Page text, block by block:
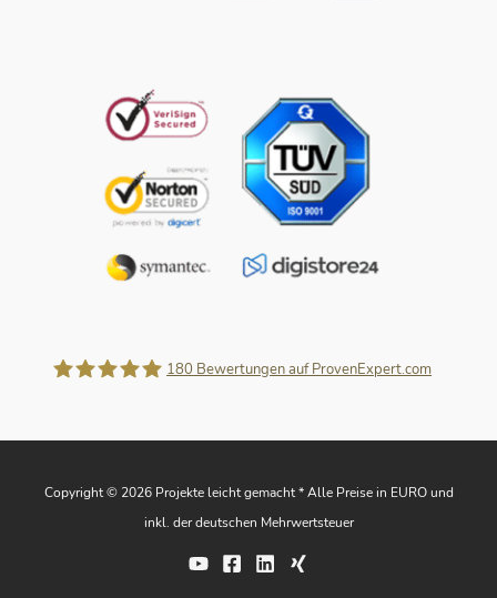
Projekte leicht gemacht
180 Bewertungen auf ProvenExpert.com
Copyright © 2026 Projekte leicht gemacht * Alle Preise in EURO und
inkl. der deutschen Mehrwertsteuer